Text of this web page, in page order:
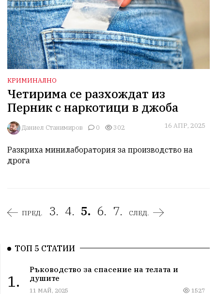
КРИМИНАЛНО
Четирима се разхождат из
Перник с наркотици в джоба
Даниел Станимиров 0 302 16 АПР, 2025
Разкриха минилаборатория за производство на
дрога
ПРЕД. 3. 4. 5. 6. 7. СЛЕД.
ТОП 5 СТАТИИ
1.
Ръководство за спасение на телата и
душите
11 МАЙ, 2025 1527